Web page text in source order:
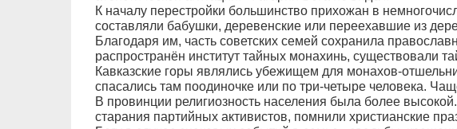
К началу перестройки большинство прихожан в
составляли бабушки, деревенские или переехавшие из
Благодаря им, часть советских семей сохранила
распространён институт тайных монахинь, существовали
Кавказские горы являлись убежищем для монахов-
спасались там поодиночке или по три-четыре человека.
В провинции религиозность населения была более
старания партийных активистов, помнили христианские